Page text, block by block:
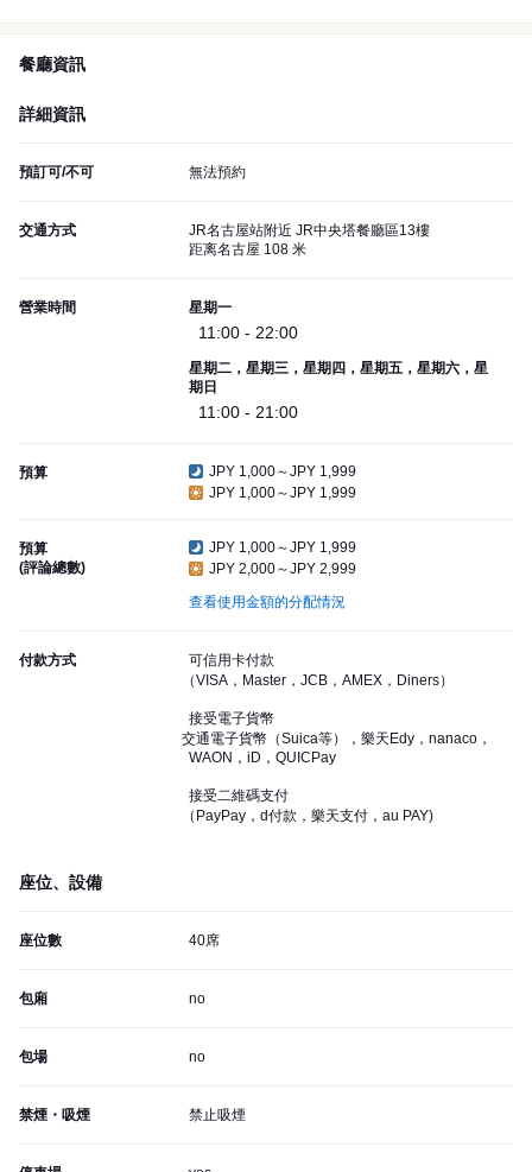
餐廳資訊
詳細資訊
預訂可/不可 無法預約
交通方式
JR名古屋站附近 JR中央塔餐廳區13樓
距离名古屋 108 米
營業時間 星期一
11:00 - 22:00
星期二，星期三，星期四，星期五，星期六，星
期日
11:00 - 21:00
預算
JPY 1,000～JPY 1,999
JPY 1,000～JPY 1,999
預算
(評論總數)
JPY 1,000～JPY 1,999
JPY 2,000～JPY 2,999
查看使用金額的分配情況
付款方式
可信用卡付款
（VISA，Master，JCB，AMEX，Diners）
接受電子貨幣
交通電子貨幣（Suica等），樂天Edy，nanaco，
WAON，iD，QUICPay
接受二維碼支付
（PayPay，d付款，樂天支付，au PAY)
座位、設備
座位數 40席
包廂 no
包場 no
禁煙・吸煙 禁止吸煙